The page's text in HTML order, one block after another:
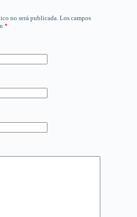
no será publicada. Los campos
*